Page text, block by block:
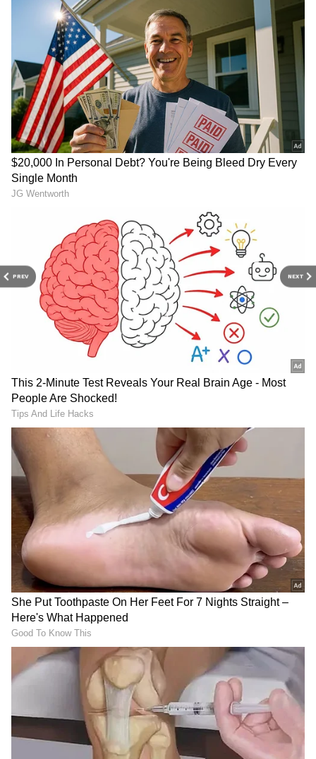
PREV NEXT
RECOMMENDED STORIES
తమిళనాడు బడ్జెట్ విజయ్
ఆసక్తికర కేటాయింపులు | Tamil
2026
వెనకా, ముందు ఎస్కార్ట్ రైళ్లు..
మధ్యలో రాష్ట్రపతి కోసం ప్రత్యేక
రైలు. ఇదొక న‌డిచే రాజ‌భ‌వ‌నం
డ్రగ్స్ రహిత సమాజం కోసం మోదీ
మాస్టర్ ప్లాన్ | Nasha Mukt
Yuva for Viksit Bharat
Explained
కిసాన్ క్రెడిట్ కార్డు: కేంద్రం గుడ్
న్యూస్.. ఎలాంటి గ్యారెంటీ
లేకుండానే రూ.2 లక్షలు
LATEST VIDEOS
ప్రెస్ మీట్ పెట్టి మరీ జగన్ పరువుతీసిన
హోమ్ మంత్రి అనిత | Anitha Vangalapudi
Strong Counter to Jagan
తమిళనాడు బడ్జెట్ విజయ్ ఆసక్తికర
కేటాయింపులు | Tamil Nadu CM Vijay
Mega Budget 2026